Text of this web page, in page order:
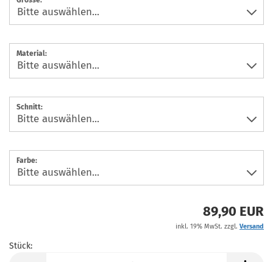
Material:
Schnitt:
Farbe:
89,90 EUR
inkl. 19% MwSt. zzgl. Versand
Stück: